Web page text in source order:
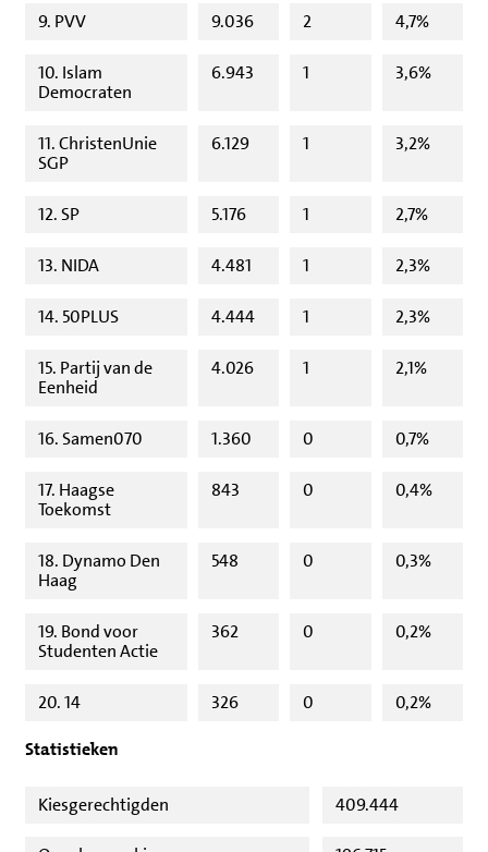
9. PVV 9.036 2 4,7%
10. Islam
Democraten
6.943 1 3,6%
11. ChristenUnie
SGP
6.129 1 3,2%
12. SP 5.176 1 2,7%
13. NIDA 4.481 1 2,3%
14. 50PLUS 4.444 1 2,3%
15. Partij van de
Eenheid
4.026 1 2,1%
16. Samen070 1.360 0 0,7%
17. Haagse
Toekomst
843 0 0,4%
18. Dynamo Den
Haag
548 0 0,3%
19. Bond voor
Studenten Actie
362 0 0,2%
20. 14 326 0 0,2%
Statistieken
Kiesgerechtigden 409.444